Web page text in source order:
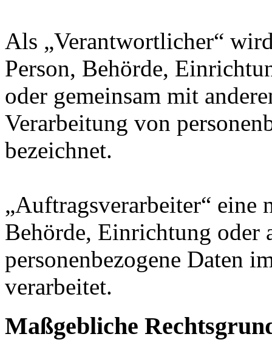
Als „Verantwortlicher“
Person, Behörde,
oder gemeinsam mit
Verarbeitung von
bezeichnet.
„Auftragsverarbeiter“ eine
Behörde, Einrichtung oder
personenbezogene Daten
verarbeitet.
Maßgebliche